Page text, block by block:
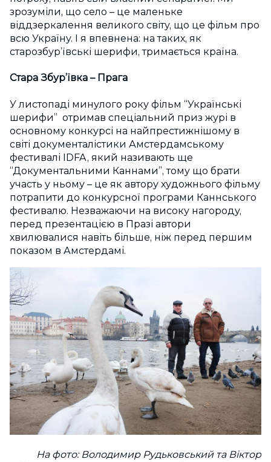
зрозуміли, що село – це маленьке
віддзеркалення великого світу, що це фільм про
всю Україну. І я впевнена: на таких, як
старозбур’ївські шерифи, тримається країна.
Стара Збур’ївка – Прага
У листопаді минулого року фільм “Українські
шерифи” отримав спеціальний приз журі в
основному конкурсі на найпрестижнішому в
світі документалістики Амстердамському
фестивалі IDFA, який називають ще
“Документальними Каннами”, тому що брати
участь у ньому – це як автору художнього фільму
потрапити до конкурсної програми Каннського
фестивалю. Незважаючи на високу нагороду,
перед презентацією в Празі автори
хвилювалися навіть більше, ніж перед першим
показом в Амстердамі.
На фото: Володимир Рудьковський та Віктор